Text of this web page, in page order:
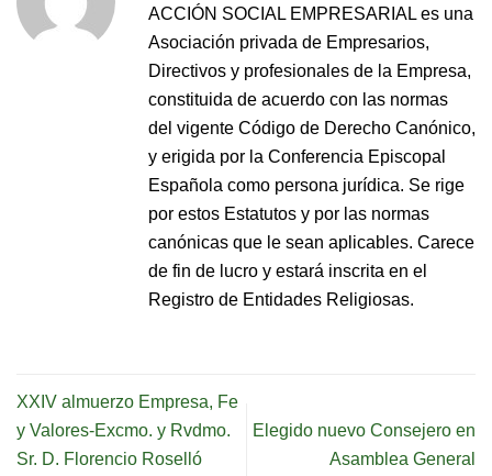
ACCIÓN SOCIAL EMPRESARIAL es una
Asociación privada de Empresarios,
Directivos y profesionales de la Empresa,
constituida de acuerdo con las normas
del vigente Código de Derecho Canónico,
y erigida por la Conferencia Episcopal
Española como persona jurídica. Se rige
por estos Estatutos y por las normas
canónicas que le sean aplicables. Carece
de fin de lucro y estará inscrita en el
Registro de Entidades Religiosas.
XXIV almuerzo Empresa, Fe
y Valores-Excmo. y Rvdmo.
Sr. D. Florencio Roselló
Elegido nuevo Consejero en
Asamblea General